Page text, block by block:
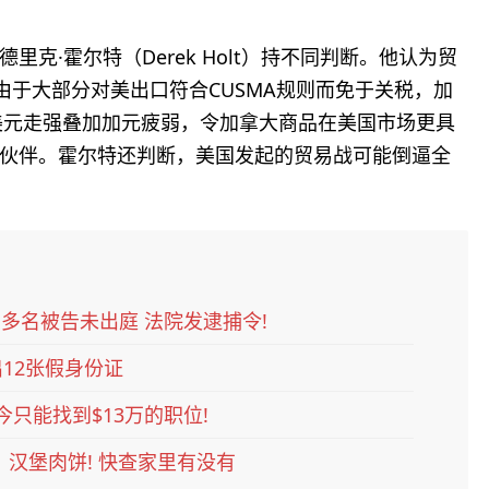
里克·霍尔特（Derek Holt）持不同判断。他认为贸
于大部分对美出口符合CUSMA规则而免于关税，加
走强叠加加元疲弱，令加拿大商品在美国市场更具
伴。霍尔特还判断，美国发起的贸易战可能倒逼全
名被告未出庭 法院发逮捕令!
张假身份证
只能找到$13万的职位!
堡肉饼! 快查家里有没有